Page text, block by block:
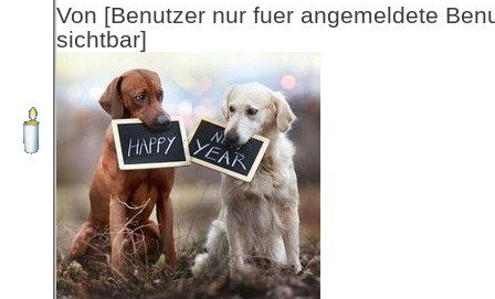
Von [Benutzer nur fuer angemeldete
sichtbar]